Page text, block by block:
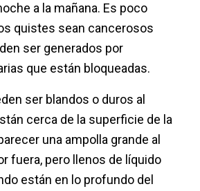
a la mañana. Es poco
quistes sean cancerosos
ser generados por
que están bloqueadas.
ser blandos o duros al
cerca de la superficie de la
una ampolla grande al
fuera, pero llenos de líquido
están en lo profundo del